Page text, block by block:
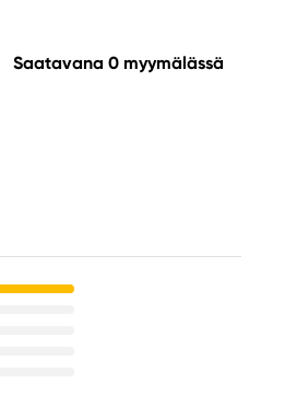
Saatavana 0 myymälässä